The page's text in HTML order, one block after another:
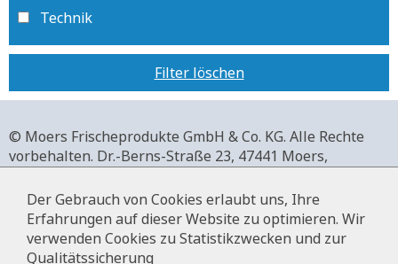
Technik
Filter löschen
© Moers Frischeprodukte GmbH & Co. KG. Alle Rechte
vorbehalten. Dr.-Berns-Straße 23, 47441 Moers,
+49 2841 911-0,www.moers-frischeprodukte.de
Der Gebrauch von Cookies erlaubt uns, Ihre
Erfahrungen auf dieser Website zu optimieren. Wir
verwenden Cookies zu Statistikzwecken und zur
Qualitätssicherung